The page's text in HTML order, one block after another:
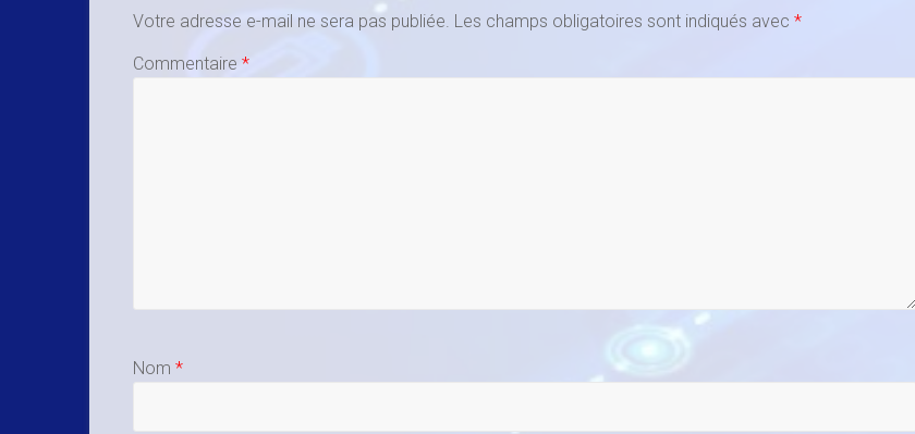
Votre adresse e-mail ne sera pas publiée. Les champs obligatoires sont indiqués avec *
Commentaire *
Nom *